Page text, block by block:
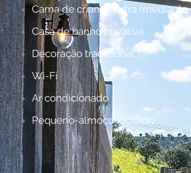
Cama de criança extra (mediante
Casa de banho privativa
Decoração tradicional
Wi-Fi
Ar condicionado
Pequeno-almoço incluído